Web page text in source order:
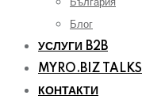
България
Блог
УСЛУГИ B2B
MYRO.BIZ TALKS
КОНТАКТИ